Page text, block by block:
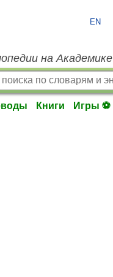
EN
на Академике
Книги Игры ⚽